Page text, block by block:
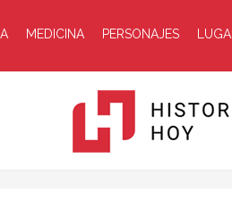
MEDICINA PERSONAJES